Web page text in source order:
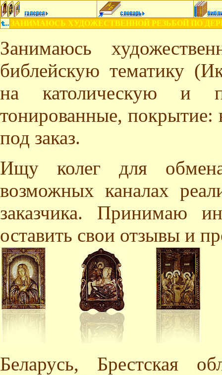
ЗАНИМАЮСЬ ХУДОЖЕСТВЕННОЙ РЕЗЬБОЙ ПО
Занимаюсь
библейскую тематику
на католическую и
тонированные, покрытие:
под заказ.
Ищу колег для
возможных каналах
заказчика. Принимаю
оставить свои отзывы и
Беларусь, Брестская